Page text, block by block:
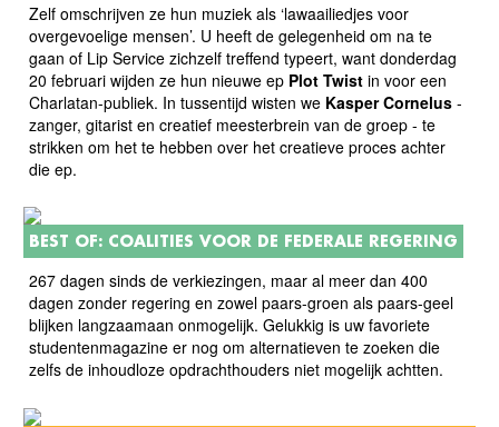
Zelf omschrijven ze hun muziek als ‘lawaailiedjes voor
overgevoelige mensen’. U heeft de gelegenheid om na te
gaan of Lip Service zichzelf treffend typeert, want donderdag
20 februari wijden ze hun nieuwe ep Plot Twist in voor een
Charlatan-publiek. In tussentijd wisten we Kasper Cornelus -
zanger, gitarist en creatief meesterbrein van de groep - te
strikken om het te hebben over het creatieve proces achter
die ep.
BEST OF: COALITIES VOOR DE FEDERALE REGERING
267 dagen sinds de verkiezingen, maar al meer dan 400
dagen zonder regering en zowel paars-groen als paars-geel
blijken langzaamaan onmogelijk. Gelukkig is uw favoriete
studentenmagazine er nog om alternatieven te zoeken die
zelfs de inhoudloze opdrachthouders niet mogelijk achtten.